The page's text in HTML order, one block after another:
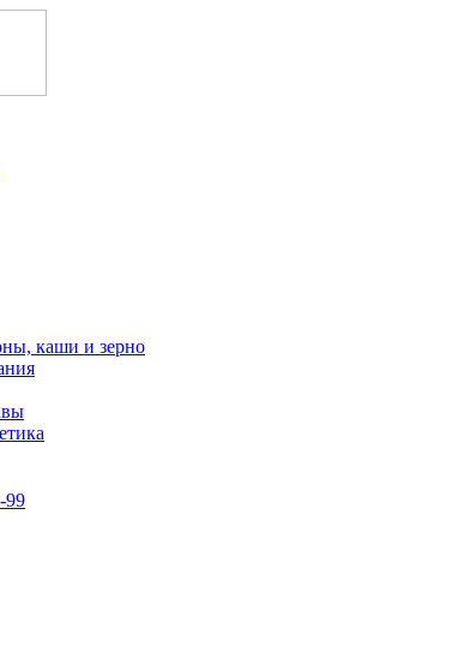
каши и зерно
99